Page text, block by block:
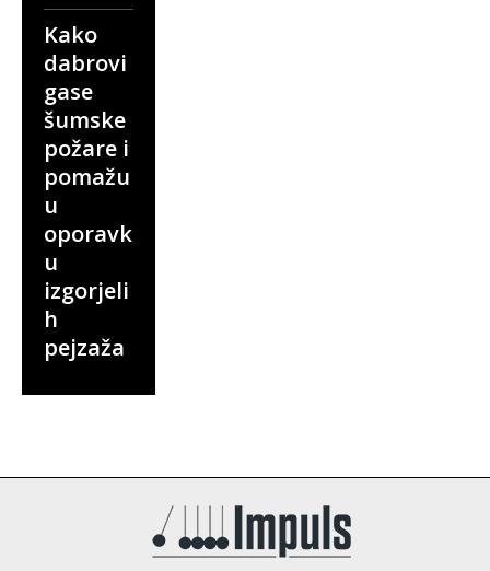
Kako
dabrovi
gase
šumske
požare i
pomažu
u
oporavk
u
izgorjeli
h
pejzaža